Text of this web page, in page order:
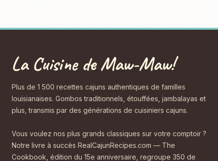
La Cuisine de Maw-Maw!
Plus de 1 500 recettes cajuns authentiques de familles
louisianaises. Gombos traditionnels, étouffées, jambalayas et
plus, transmis par des générations de cuisiniers cajuns.
Vous voulez nos plus grands classiques sur votre comptoir ?
Notre livre à succès RealCajunRecipes.com — The
Cookbook, édition du 15e anniversaire, regroupe 350 de